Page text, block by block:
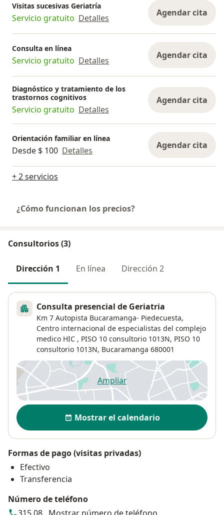
Visitas sucesivas Geriatría
Servicio gratuito Detalles Agendar cita
Consulta en línea
Servicio gratuito Detalles Agendar cita
Diagnóstico y tratamiento de los
trastornos cognitivos
Servicio gratuito Detalles
Agendar cita
Orientación familiar en línea
Desde $ 100 Detalles Agendar cita
+ 2 servicios
¿Cómo funcionan los precios?
Consultorios (3)
Dirección 1 En línea Dirección 2
Consulta presencial de Geriatria
Km 7 Autopista Bucaramanga- Piedecuesta,
Centro internacional de especialistas del complejo
medico HIC , PISO 10 consultorio 1013N, PISO 10
consultorio 1013N, Bucaramanga 680001
Ampliarse abre en una nueva
Disponibilidad
Mostrar el calendario
Formas de pago (visitas privadas)
Efectivo
Transferencia
Número de teléfono